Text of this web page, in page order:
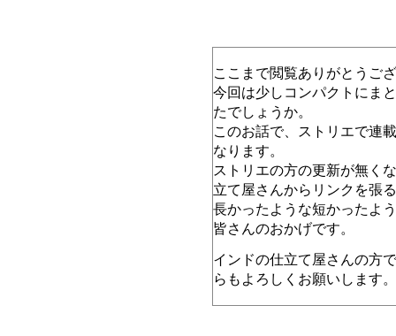
ここまで閲覧ありがとうご
今回は少しコンパクトにま
たでしょうか。
このお話で、ストリエで連
なります。
ストリエの方の更新が無く
立て屋さんからリンクを張
長かったような短かったよ
皆さんのおかげです。
インドの仕立て屋さんの方
らもよろしくお願いします。